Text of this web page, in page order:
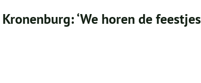
‘We horen de feestjes